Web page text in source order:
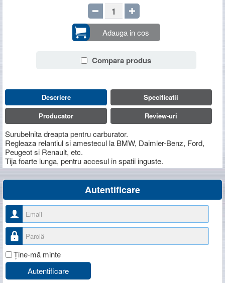
Adauga in cos
Compara produs
Descriere
Surubelnita dreapta pentru carburator.
Regleaza relantiul si amestecul la BMW, Daimler-Benz, Ford,
Peugeot si Renault, etc.
Tija foarte lunga, pentru accesul in spatii inguste.
Specificatii
Producator
Review-uri
Autentificare
Nume utilizator
Parolă
Ţine-mă minte
Autentificare